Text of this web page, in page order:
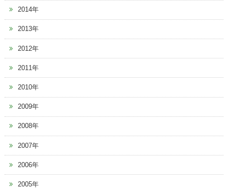
2014年
2013年
2012年
2011年
2010年
2009年
2008年
2007年
2006年
2005年